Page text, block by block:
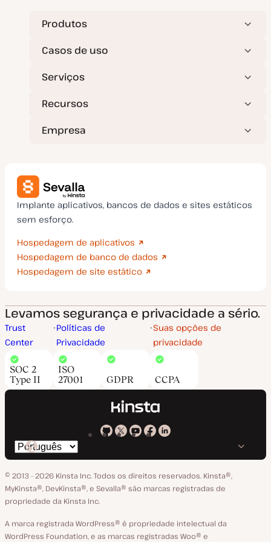
Produtos
Casos de uso
Serviços
Recursos
Empresa
Implante aplicativos, bancos de dados e sites estáticos
sem esforço.
Hospedagem de aplicativos
Hospedagem de banco de dados
Hospedagem de site estático
Levamos segurança e privacidade a sério.
Trust
Center
Políticas de
Privacidade
Suas opções de
privacidade
SOC 2
Type II
ISO
27001
GDPR CCPA
Kinsta
GitHub
Kinsta
X
Kinsta
YouTube
Kinsta
Facebook
Kinsta
LinkedIn
Trocar
o
idioma
© 2013 - 2026 Kinsta Inc. Todos os direitos reservados. Kinsta®‚
MyKinsta®‚ DevKinsta®‚ e Sevalla® são marcas registradas de
propriedade da Kinsta Inc.
A marca registrada WordPress® é propriedade intelectual da
WordPress Foundation, e as marcas registradas Woo® e